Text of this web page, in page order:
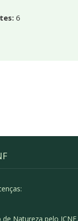
6
Natureza pelo ICNF.